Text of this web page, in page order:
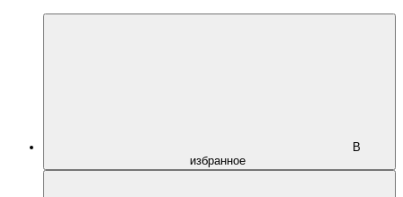
В
избранное